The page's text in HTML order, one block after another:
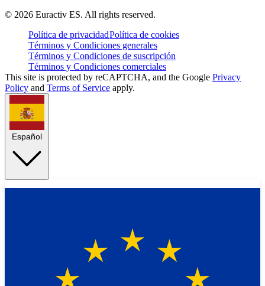
© 2026 Euractiv ES. All rights reserved.
Política de privacidadPolítica de cookies
Términos y Condiciones generales
Términos y Condiciones de suscripción
Términos y Condiciones comerciales
This site is protected by reCAPTCHA, and the Google Privacy
Policy and Terms of Service apply.
Español